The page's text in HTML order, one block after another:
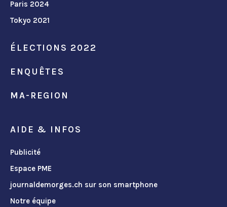
Paris 2024
Tokyo 2021
ÉLECTIONS 2022
ENQUÊTES
MA-REGION
AIDE & INFOS
Publicité
Espace PME
journaldemorges.ch sur son smartphone
Notre équipe